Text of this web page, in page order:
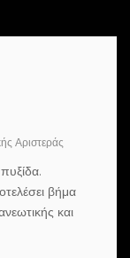
Αριστεράς
βήμα
και